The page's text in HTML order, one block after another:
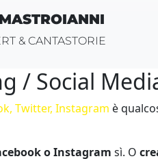
& CANTASTORIE
/ Social
Twitter, Instagram è
o Instagram sì. O